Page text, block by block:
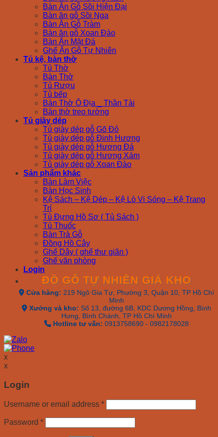
Bàn Ăn Gỗ Sồi Hiện Đại
Bàn ăn gỗ Sồi Nga
Bàn Ăn Gỗ Tràm
Bàn ăn gỗ Xoan Đào
Bàn Ăn Mặt Đá
Ghế Ăn Gỗ Tự Nhiên
Tủ kệ, bàn thờ
Tủ Thờ
Bàn Thờ
Tủ Rượu
Tủ bếp
Bàn Thờ Ô Địa _ Thần Tài
Bàn thờ treo tường
Tủ giày dép
Tủ giày dép gỗ Gõ Đỏ
Tủ giày dép gỗ Đinh Hương
Tủ giày dép gỗ Hương Đá
Tủ giày dép gỗ Hương Xám
Tủ giày dép gỗ Xoan Đào
Sản phẩm khác
Bàn Làm Việc
Bàn Học Sinh
Kệ Sách – Kệ Dép – Kệ Lò Vi Sóng – Kệ Trang
Trí
Tủ Đựng Hồ Sơ ( Tủ Sách )
Tủ Thuốc
Bàn Trà Gỗ
Đồng Hồ Cây
Ghế Dây ( ghế thư giãn )
Ghế văn phòng
Login
ĐỒ GỖ TỰ NHIÊN GIÁ KHO
Cửa hàng: 219 Ngô Gia Tự, Phường 3, Quận 10, TP Hồ Chí
Minh
Xưởng và kho: Số 13, đường 6B, KDC Dương Hồng, Bình
Hưng, Bình Chánh, TP Hồ Chí Minh
Hotline tư vấn: 0913758690 - 0982178028
x
x
Login
Username or email address *
Password *